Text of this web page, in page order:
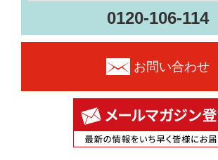
0120-106-114
お問い合わせ